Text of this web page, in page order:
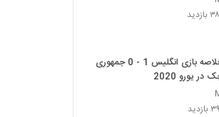
خلاصه بازی انگلیس 1 - 0 جمهوری
در یورو 2020